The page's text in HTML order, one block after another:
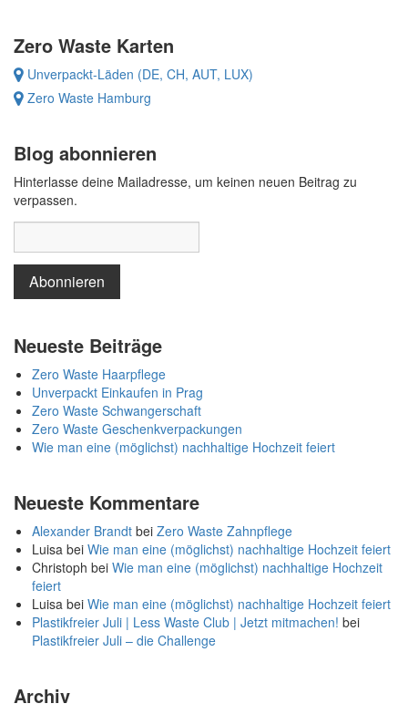
Zero Waste Karten
Unverpackt-Läden (DE, CH, AUT, LUX)
Zero Waste Hamburg
Blog abonnieren
Hinterlasse deine Mailadresse, um keinen neuen Beitrag zu
verpassen.
Neueste Beiträge
Zero Waste Haarpflege
Unverpackt Einkaufen in Prag
Zero Waste Schwangerschaft
Zero Waste Geschenkverpackungen
Wie man eine (möglichst) nachhaltige Hochzeit feiert
Neueste Kommentare
Alexander Brandt bei Zero Waste Zahnpflege
Luisa bei Wie man eine (möglichst) nachhaltige Hochzeit feiert
Christoph bei Wie man eine (möglichst) nachhaltige Hochzeit
feiert
Luisa bei Wie man eine (möglichst) nachhaltige Hochzeit feiert
Plastikfreier Juli | Less Waste Club | Jetzt mitmachen! bei
Plastikfreier Juli – die Challenge
Archiv